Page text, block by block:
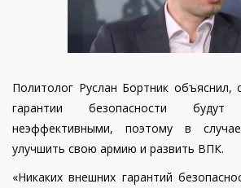
Политолог Руслан Бортник
гарантии безопасности
неэффективными, поэтому в
улучшить свою армию и развить ВПК.
«Никаких внешних гарантий